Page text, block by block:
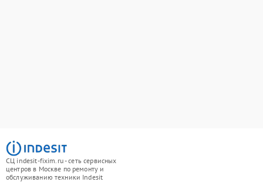
СЦ indesit-fixim.ru - сеть сервисных
центров в Москве по ремонту и
обслуживанию техники Indesit